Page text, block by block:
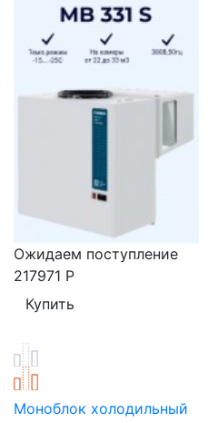
Ожидаем поступление
217971 Р
Моноблок холодильный